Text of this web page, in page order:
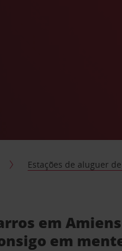
Estações de aluguer
em Amiens
em